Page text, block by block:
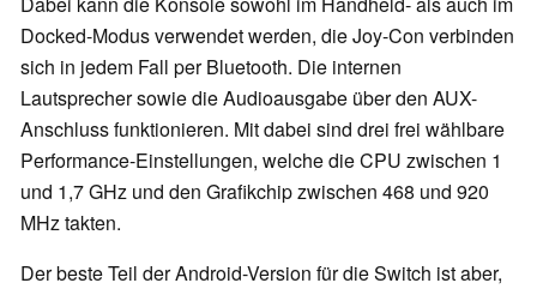
Docked-Modus verwendet werden, die Joy-Con verbinden
sich in jedem Fall per Bluetooth. Die internen
Lautsprecher sowie die Audioausgabe über den AUX-
Anschluss funktionieren. Mit dabei sind drei frei wählbare
Performance-Einstellungen, welche die CPU zwischen 1
und 1,7 GHz und den Grafikchip zwischen 468 und 920
MHz takten.
Der beste Teil der Android-Version für die Switch ist aber,